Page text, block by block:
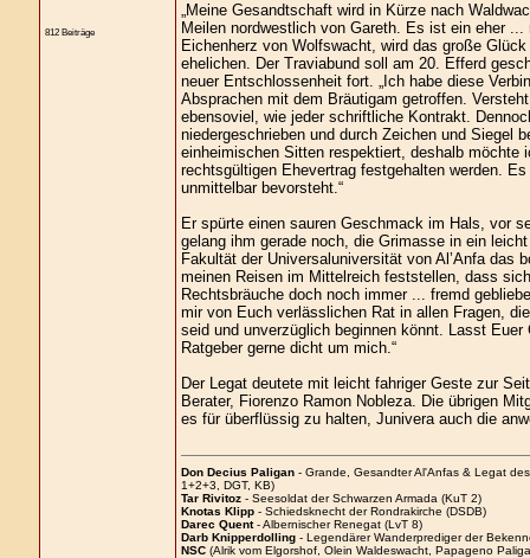
812 Beiträge
„Meine Gesandtschaft wird in Kürze nach
Meilen nordwestlich von Gareth. Es ist ein eher
Eichenherz von Wolfswacht, wird das große
ehelichen. Der Traviabund soll am 20. Efferd
neuer Entschlossenheit fort. „Ich habe diese
Absprachen mit dem Bräutigam getroffen.
ebensoviel, wie jeder schriftliche Kontrakt.
niedergeschrieben und durch Zeichen und Siegel
einheimischen Sitten respektiert, deshalb möchte
rechtsgültigen Ehevertrag festgehalten werden.
unmittelbar bevorsteht.“
Er spürte einen sauren Geschmack im Hals, vor
gelang ihm gerade noch, die Grimasse in ein
Fakultät der Universaluniversität von Al’Anfa das
meinen Reisen im Mittelreich feststellen, dass
Rechtsbräuche doch noch immer ... fremd
mir von Euch verlässlichen Rat in allen Fragen,
seid und unverzüglich beginnen könnt. Lasst
Ratgeber gerne dicht um mich.“
Der Legat deutete mit leicht fahriger Geste zur
Berater, Fiorenzo Ramon Nobleza. Die übrigen
es für überflüssig zu halten, Junivera auch die
Don Decius Paligan- Grande, Gesandter Al'Anfas & Legat
1+2+3, DGT, KB)
Tar Rivitoz- Seesoldat der Schwarzen Armada (KuT 2)
Knotas Klipp- Schiedsknecht der Rondrakirche (DSDB)
Darec Quent- Albernischer Renegat (LvT 8)
Darb Knipperdolling- Legendärer Wanderprediger der
NSC(Alrik vom Elgorshof, Olein Waldeswacht, Papageno